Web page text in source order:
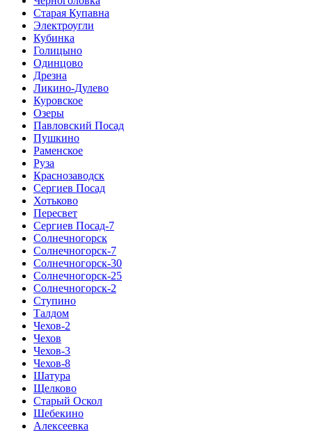
Старая Купавна
Электроугли
Кубинка
Голицыно
Одинцово
Дрезна
Ликино-Дулево
Куровское
Озеры
Павловский Посад
Пушкино
Раменское
Руза
Краснозаводск
Сергиев Посад
Хотьково
Пересвет
Сергиев Посад-7
Солнечногорск
Солнечногорск-7
Солнечногорск-30
Солнечногорск-25
Солнечногорск-2
Ступино
Талдом
Чехов-2
Чехов
Чехов-3
Чехов-8
Шатура
Щелково
Старый Оскол
Шебекино
Алексеевка